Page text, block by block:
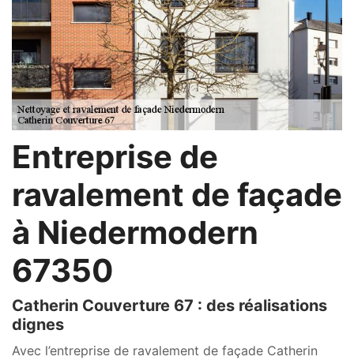
Entreprise de
ravalement de façade
à Niedermodern
67350
Catherin Couverture 67 : des réalisations
dignes
Avec l’entreprise de ravalement de façade Catherin